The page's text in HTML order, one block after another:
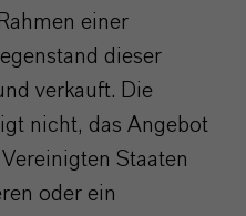
einer
dieser
verkauft. Die
nicht, das Angebot
Staaten
oder ein